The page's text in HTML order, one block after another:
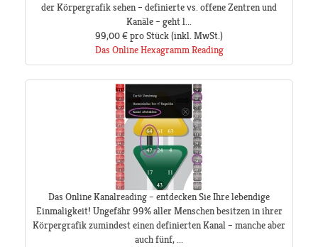
der Körpergrafik sehen – definierte vs. offene Zentren und
Kanäle – geht l...
99,00 €pro Stück(inkl. MwSt.)
Das Online Hexagramm Reading
Das Online Kanalreading – entdecken Sie Ihre lebendige
Einmaligkeit! Ungefähr 99% aller Menschen besitzen in ihrer
Körpergrafik zumindest einen definierten Kanal – manche aber
auch fünf, ...